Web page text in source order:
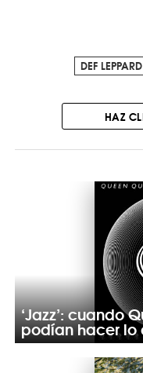
DEF LEPPARD
HAZ
‘Jazz’: cuando
podían hacer lo